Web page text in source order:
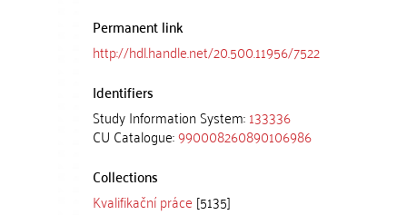
Permanent link
http://hdl.handle.net/20.500.11956/7522
Identifiers
Study Information System:133336
CU Catalogue:990008260890106986
Collections
Kvalifikační práce [5135]